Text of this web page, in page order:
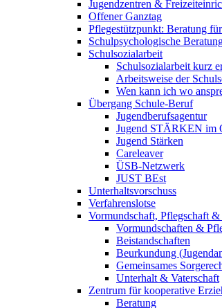
Jugendzentren &
Offener Ganztag
Pflegestützpunkt: Beratung
Schulpsychologische
Schulsozialarbeit
Schulsozialarbeit kurz
Arbeitsweise der
Wen kann ich wo
Übergang Schule-Beruf
Jugendberufsagentur
Jugend STÄRKEN im
Jugend Stärken
Careleaver
ÜSB-Netzwerk
JUST BEst
Unterhaltsvorschuss
Verfahrenslotse
Vormundschaft, Pflegschaft
Vormundschaften &
Beistandschaften
Beurkundung
Gemeinsames
Unterhalt & Vaterschaft
Zentrum für kooperative
Beratung